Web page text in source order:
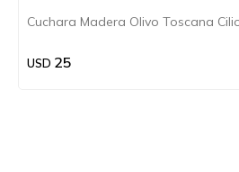
Cuchara Madera Olivo Toscana
USD 25